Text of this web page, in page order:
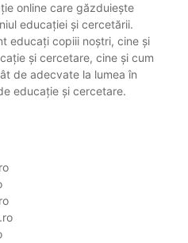
online care găzduiește
educației și cercetării.
educați copiii noștri, cine și
și cercetare, cine și cum
de adecvate la lumea în
educație și cercetare.